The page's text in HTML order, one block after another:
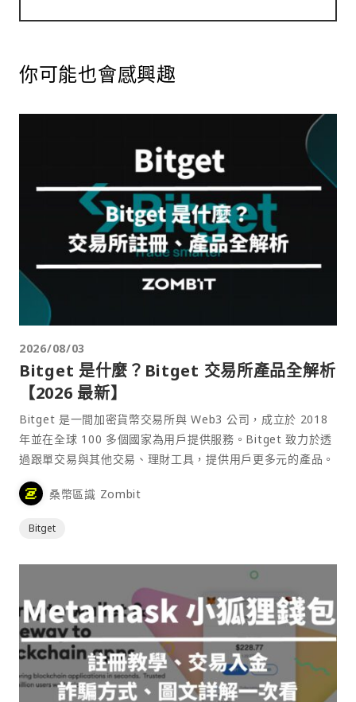
你可能也會感興趣
2026/08/03
Bitget 是什麼？Bitget 交易所產品全解析
【2026 最新】
Bitget 是一間加密貨幣交易所與 Web3 公司，成立於 2018
年並在全球 100 多個國家為用戶提供服務。Bitget 致力於透
過跟單交易與其他交易、理財工具，提供用戶更多元的產品。
桑幣區識 Zombit
Bitget